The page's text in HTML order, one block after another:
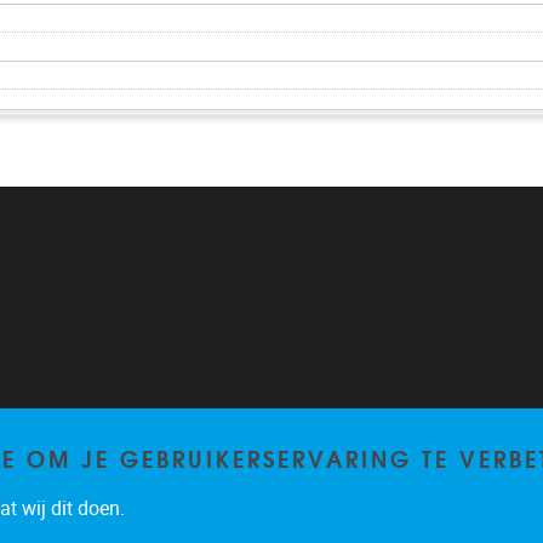
JE GEBRUIKERSERVARING TE
wij dit doen.